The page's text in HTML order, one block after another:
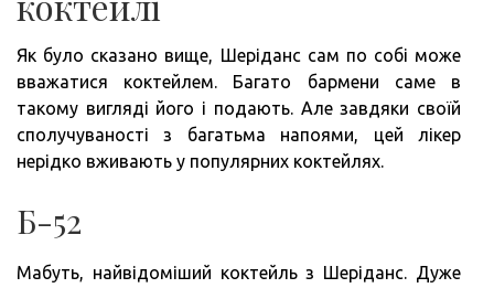
Як було сказано вище, Шеріданс сам по собі може
вважатися коктейлем. Багато бармени саме в
такому вигляді його і подають. Але завдяки своїй
сполучуваності з багатьма напоями, цей лікер
нерідко вживають у популярних коктейлях.
Б-52
Мабуть, найвідоміший коктейль з Шеріданс. Дуже